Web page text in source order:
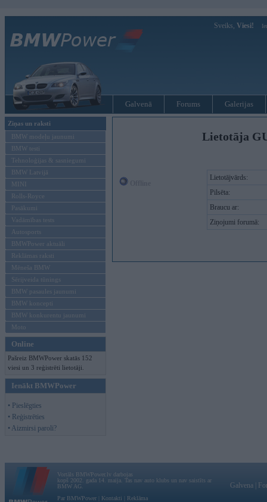
Sveiks, Viesi!
Galvenā Forums Galerijas
Ziņas un raksti
BMW modeļu jaunumi
BMW testi
Tehnoloģijas & sasniegumi
BMW Latvijā
MINI
Rolls-Royce
Pasākumi
Vadāmības tests
Autosports
BMWPower aktuāli
Reklāmas raksti
Mēneša BMW
Sērijveida tūnings
BMW pasaules jaunumi
BMW koncepti
BMW konkurentu jaunumi
Moto
Online
Pašreiz BMWPower skatās 152
viesi un 3 reģistrēti lietotāji.
Ienākt BMWPower
• Pieslēgties
• Reģistrēties
• Aizmirsi paroli?
Lietotāja
Lietotājvārds:
Pilsēta:
Braucu ar:
Ziņojumi forumā:
Vortāls BMWPower.lv darbojas
kopš 2002. gada 14. maija. Tas nav auto klubs un nav saistīts ar
BMW AG.
Par BMWPower
Kontakti Reklāma
Galvena